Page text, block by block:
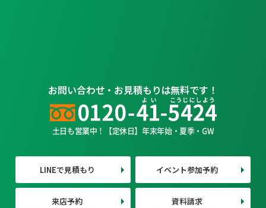
お問い合わせ・お見積もりは無料です！
土日も営業中！【定休日】年末年始・夏季・GW
LINEで見積もり イベント参加予約
来店予約 資料請求